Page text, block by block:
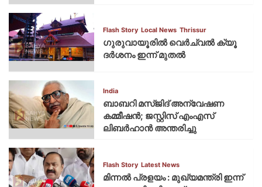
Flash Story Local News Thrissur
ഗുരുവായൂരില്‍ വെര്‍ച്വല്‍ ക്യൂ
ദര്‍ശനം ഇന്ന് മുതല്‍
India
ബാബറി മസ്ജിദ് അന്വേഷണ
കമ്മീഷന്‍; ജസ്റ്റിസ് എംഎസ്
ലിബര്‍ഹാന്‍ അന്തരിച്ചു
Flash Story Latest News
മിന്നല്‍ പ്രളയം : മുഖ്യമന്ത്രി ഇന്ന്